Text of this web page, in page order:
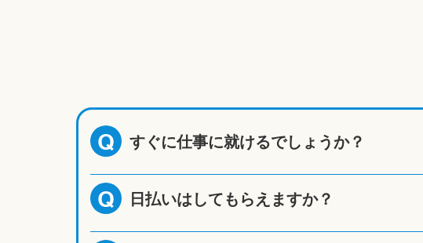
Q すぐに仕事に就けるでしょうか？
Q 日払いはしてもらえますか？